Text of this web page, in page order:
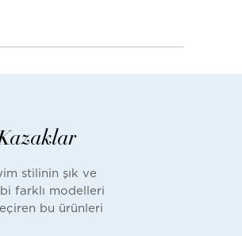
stilinin şık ve
farklı modelleri
bu ürünleri